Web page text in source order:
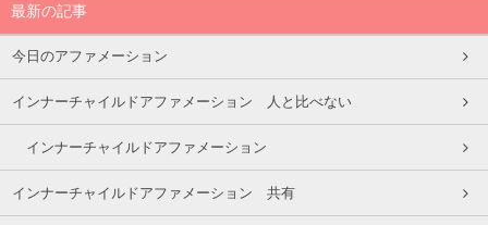
最新の記事
今日のアファメーション
インナーチャイルドアファメーション 人と比べない
インナーチャイルドアファメーション
インナーチャイルドアファメーション 共有